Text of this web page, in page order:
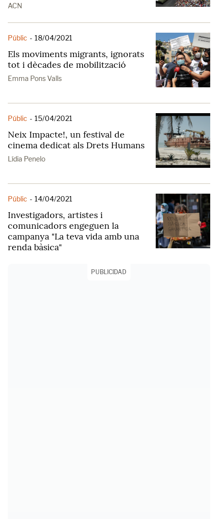
ACN
Públic - 18/04/2021
Els moviments migrants, ignorats
tot i dècades de mobilització
Emma Pons Valls
Públic - 15/04/2021
Neix Impacte!, un festival de
cinema dedicat als Drets Humans
Lídia Penelo
Públic - 14/04/2021
Investigadors, artistes i
comunicadors engeguen la
campanya "La teva vida amb una
renda bàsica"
PUBLICIDAD